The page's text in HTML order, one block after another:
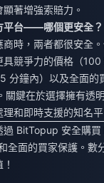
著增強索賠力。
平台——哪個更安全？
商時，兩者都很安全
具競爭力的價格（
分鐘內）以及全面的
關鍵在於選擇擁有透
和即時支援的知名平
BitTopup 安全購買
全面的買家保護。數